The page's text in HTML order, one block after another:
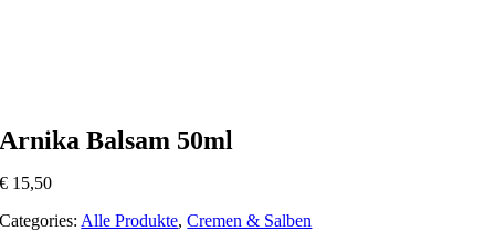
Arnika Balsam 50ml
€ 15,50
Categories: Alle Produkte,Cremen & Salben